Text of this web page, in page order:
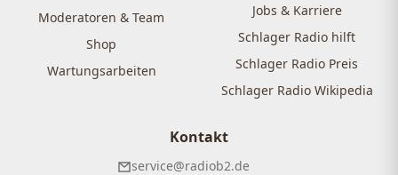
Moderatoren & Team
Shop
Wartungsarbeiten
Jobs & Karriere
Schlager Radio hilft
Schlager Radio Preis
Schlager Radio Wikipedia
Kontakt
service@radiob2.de